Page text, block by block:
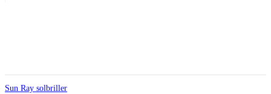
Sun Ray solbriller